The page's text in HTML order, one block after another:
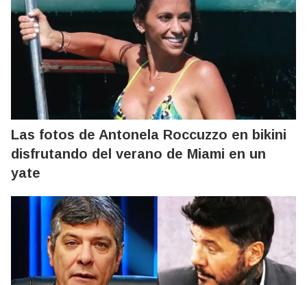
Las fotos de Antonela Roccuzzo en bikini
disfrutando del verano de Miami en un
yate